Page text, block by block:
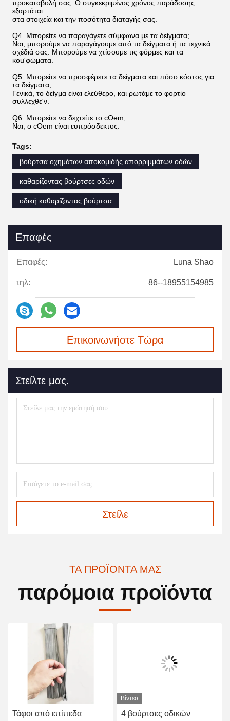
προκαταβολή σας. Ο συγκεκριμένος χρόνος παράδοσης
εξαρτάται
στα στοιχεία και την ποσότητα διαταγής σας.
Q4. Μπορείτε να παραγάγετε σύμφωνα με τα δείγματα;
Ναι, μπορούμε να παραγάγουμε από τα δείγματα ή τα τεχνικά
σχέδιά σας. Μπορούμε να χτίσουμε τις φόρμες και τα
κοu'φώματα.
Q5: Μπορείτε να προσφέρετε τα δείγματα και πόσο κόστος για
τα δείγματα;
Γενικά, το δείγμα είναι ελεύθερο, και ρωτάμε το φορτίο
συλλεχθε'ν.
Q6. Μπορείτε να δεχτείτε το cOem;
Ναι, ο cOem είναι ευπρόσδεκτος.
Tags:
βούρτσα οχημάτων αποκομιδής απορριμμάτων οδών
καθαρίζοντας βούρτσες οδών
οδική καθαρίζοντας βούρτσα
Επαφές
Επαφές: Luna Shao
τηλ: 86--18955154985
Επικοινωνήστε Τώρα
Στείλτε μας.
Στείλε
ΤΑ ΠΡΟΪΌΝΤΑ ΜΑΣ
παρόμοια προϊόντα
Τάφοι από επίπεδα
Βίντεο
4 βούρτσες οδικών